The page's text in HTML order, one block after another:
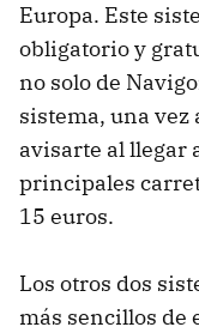
Europa. Este
obligatorio y
no solo de
sistema, una vez
avisarte al llegar
principales
15 euros.
Los otros dos
más sencillos de